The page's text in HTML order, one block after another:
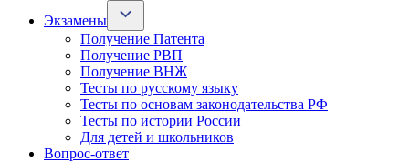
Экзамены
Получение Патента
Получение РВП
Получение ВНЖ
Тесты по русскому языку
Тесты по основам законодательства РФ
Тесты по истории России
Для детей и школьников
Вопрос-ответ